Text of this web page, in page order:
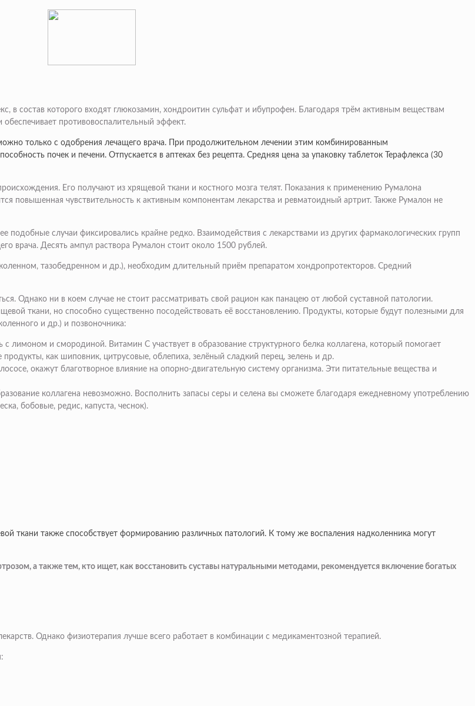
в состав которого входят глюкозамин, хондроитин сульфат и ибупрофен. Благодаря трём активным веществам
противовоспалительный эффект.
только с одобрения лечащего врача. При продолжительном лечении этим комбинированным
почек и печени. Отпускается в аптеках без рецепта. Средняя цена за упаковку таблеток Терафлекса (30
Его получают из хрящевой ткани и костного мозга телят. Показания к применению Румалона
повышенная чувствительность к активным компонентам лекарства и ревматоидный артрит. Также Румалон не
случаи фиксировались крайне редко. Взаимодействия с лекарствами из других фармакологических групп
врача. Десять ампул раствора Румалон стоит около 1500 рублей.
тазобедренном и др.), необходим длительный приём препаратом хондропротекторов. Средний
Однако ни в коем случае не стоит рассматривать свой рацион как панацею от любой суставной патологии.
ткани, но способно существенно посодействовать её восстановлению. Продукты, которые будут полезными для
и др.) и позвоночника:
лимоном и смородиной. Витамин С участвует в образование структурного белка коллагена, который помогает
как шиповник, цитрусовые, облепиха, зелёный сладкий перец, зелень и др.
окажут благотворное влияние на опорно-двигательную систему организма. Эти питательные вещества и
коллагена невозможно. Восполнить запасы серы и селена вы сможете благодаря ежедневному употреблению
бобовые, редис, капуста, чеснок).
ткани также способствует формированию различных патологий. К тому же воспаления надколенника могут
а также тем, кто ищет, как восстановить суставы натуральными методами, рекомендуется включение богатых
Однако физиотерапия лучше всего работает в комбинации с медикаментозной терапией.